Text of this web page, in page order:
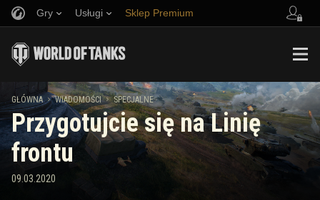
Gry Usługi Sklep Premium
Muzyka
Zasady fair play
Wargaming.net Game Center
Przewodnik po Twitch Drops
Zwerbuj znajomego
Discord
Centrum modów
Media
GŁÓWNA WIADOMOŚCI SPECJALNE
Przygotujcie się na Linię
frontu
09.03.2020